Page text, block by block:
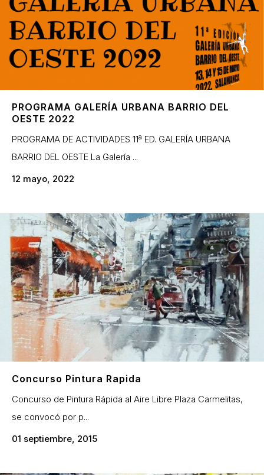
PROGRAMA GALERÍA URBANA BARRIO DEL
OESTE 2022
PROGRAMA DE ACTIVIDADES 11ª ED. GALERÍA URBANA
BARRIO DEL OESTE La Galería ...
12 mayo, 2022
Concurso Pintura Rapida
Concurso de Pintura Rápida al Aire Libre Plaza Carmelitas,
se convocó por p...
01 septiembre, 2015